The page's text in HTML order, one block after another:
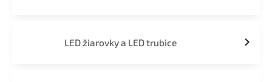
LED žiarovky a LED trubice